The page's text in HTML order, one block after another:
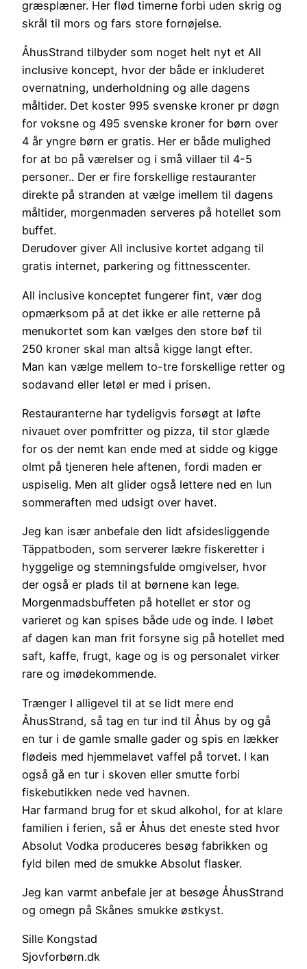
græsplæner. Her flød timerne forbi uden skrig og
skrål til mors og fars store fornøjelse.
ÅhusStrand tilbyder som noget helt nyt et All
inclusive koncept, hvor der både er inkluderet
overnatning, underholdning og alle dagens
måltider. Det koster 995 svenske kroner pr døgn
for voksne og 495 svenske kroner for børn over
4 år yngre børn er gratis. Her er både mulighed
for at bo på værelser og i små villaer til 4-5
personer.. Der er fire forskellige restauranter
direkte på stranden at vælge imellem til dagens
måltider, morgenmaden serveres på hotellet som
buffet.
Derudover giver All inclusive kortet adgang til
gratis internet, parkering og fittnesscenter.
All inclusive konceptet fungerer fint, vær dog
opmærksom på at det ikke er alle retterne på
menukortet som kan vælges den store bøf til
250 kroner skal man altså kigge langt efter.
Man kan vælge mellem to-tre forskellige retter og
sodavand eller letøl er med i prisen.
Restauranterne har tydeligvis forsøgt at løfte
nivauet over pomfritter og pizza, til stor glæde
for os der nemt kan ende med at sidde og kigge
olmt på tjeneren hele aftenen, fordi maden er
uspiselig. Men alt glider også lettere ned en lun
sommeraften med udsigt over havet.
Jeg kan især anbefale den lidt afsidesliggende
Täppatboden, som serverer lækre fiskeretter i
hyggelige og stemningsfulde omgivelser, hvor
der også er plads til at børnene kan lege.
Morgenmadsbuffeten på hotellet er stor og
varieret og kan spises både ude og inde. I løbet
af dagen kan man frit forsyne sig på hotellet med
saft, kaffe, frugt, kage og is og personalet virker
rare og imødekommende.
Trænger I alligevel til at se lidt mere end
ÅhusStrand, så tag en tur ind til Åhus by og gå
en tur i de gamle smalle gader og spis en lækker
flødeis med hjemmelavet vaffel på torvet. I kan
også gå en tur i skoven eller smutte forbi
fiskebutikken nede ved havnen.
Har farmand brug for et skud alkohol, for at klare
familien i ferien, så er Åhus det eneste sted hvor
Absolut Vodka produceres besøg fabrikken og
fyld bilen med de smukke Absolut flasker.
Jeg kan varmt anbefale jer at besøge ÅhusStrand
og omegn på Skånes smukke østkyst.
Sille Kongstad
Sjovforbørn.dk